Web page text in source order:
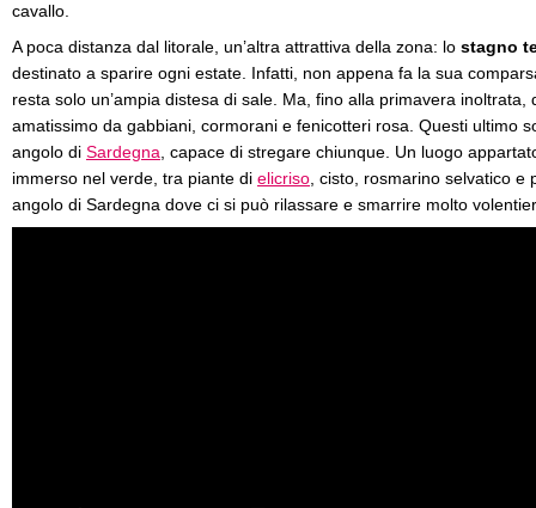
cavallo.
A poca distanza dal litorale, un’altra attrattiva della zona: lo stagno
destinato a sparire ogni estate. Infatti, non appena fa la sua
resta solo un’ampia distesa di sale. Ma, fino alla primavera inoltrata,
amatissimo da gabbiani, cormorani e fenicotteri rosa. Questi ultimo
angolo di Sardegna , capace di stregare chiunque. Un luogo
immerso nel verde, tra piante di elicriso , cisto, rosmarino selvatico
angolo di Sardegna dove ci si può rilassare e smarrire molto